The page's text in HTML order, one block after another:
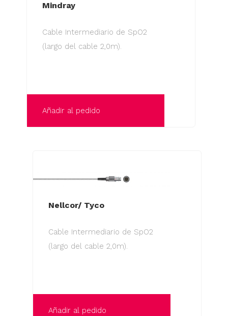
Mindray
Cable Intermediario de SpO2
(largo del cable 2,0m).
Añadir al pedido
Nellcor/ Tyco
Cable Intermediario de SpO2
(largo del cable 2,0m).
Añadir al pedido